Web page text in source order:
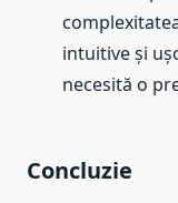
intuitive și
necesită o
Concluzie